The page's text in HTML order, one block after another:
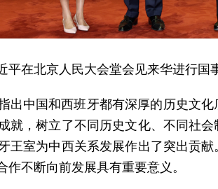
平在北京人民大会堂会见来华进行国
出中国和西班牙都有深厚的历史文
就，树立了不同历史文化、不同社
王室为中西关系发展作出了突出贡
不断向前发展具有重要意义。